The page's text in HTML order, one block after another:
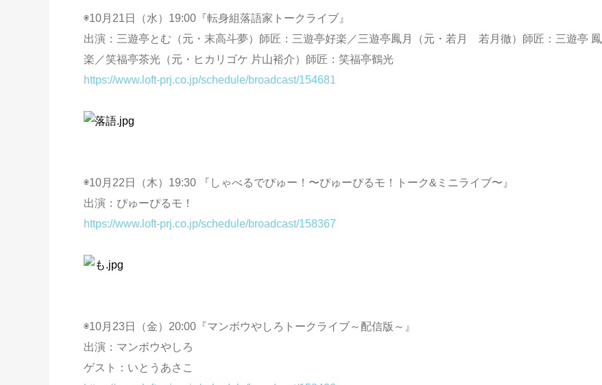
◉10月21日（水）19:00『転身組落語家トークライブ』
出演：三遊亭とむ（元・末高斗夢）師匠：三遊亭好楽／三遊亭鳳月（元・若月 若月徹）師匠：三遊亭 鳳
楽／笑福亭茶光（元・ヒカリゴケ 片山裕介）師匠：笑福亭鶴光
https://www.loft-prj.co.jp/schedule/broadcast/154681
◉10月22日（木）19:30 『しゃべるでぴゅー！〜ぴゅーぴるモ！トーク&ミニライブ〜』
出演：ぴゅーぴるモ！
https://www.loft-prj.co.jp/schedule/broadcast/158367
◉10月23日（金）20:00『マンボウやしろトークライブ～配信版～』
出演：マンボウやしろ
ゲスト：いとうあさこ